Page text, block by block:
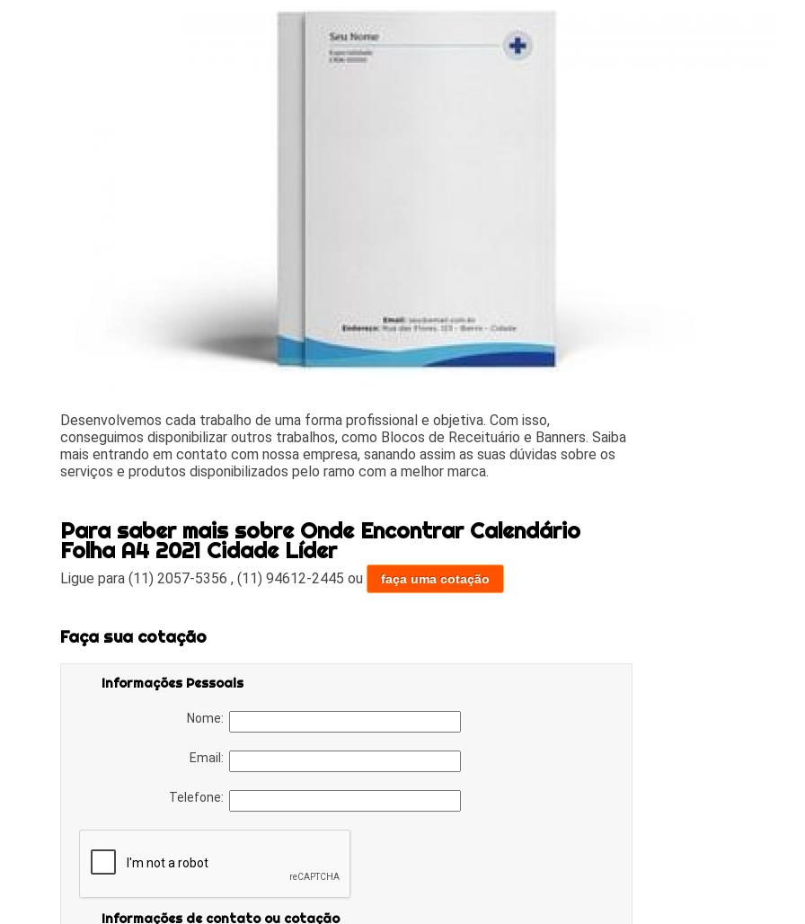
Desenvolvemos cada trabalho de uma forma profissional e objetiva. Com isso,
conseguimos disponibilizar outros trabalhos, como Blocos de Receituário e Banners. Saiba
mais entrando em contato com nossa empresa, sanando assim as suas dúvidas sobre os
serviços e produtos disponibilizados pelo ramo com a melhor marca.
Para saber mais sobre Onde Encontrar Calendário
Folha A4 2021 Cidade Líder
Ligue para(11) 2057-5356 ,(11) 94612-2445 ou faça uma cotação
Faça sua cotação
Informações Pessoais
Nome:
Email:
Telefone:
Informações de contato ou cotação